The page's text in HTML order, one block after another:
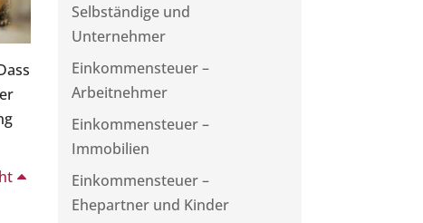
Selbständige und
Unternehmer
Einkommensteuer –
Arbeitnehmer
Einkommensteuer –
Immobilien
Einkommensteuer –
Ehepartner und Kinder